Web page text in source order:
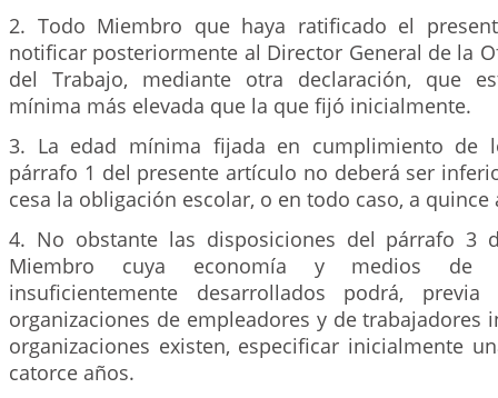
2. Todo Miembro que haya ratificado el
notificar posteriormente al Director General de la
del Trabajo, mediante otra declaración, que
mínima más elevada que la que fijó inicialmente.
3. La edad mínima fijada en cumplimiento de
párrafo 1 del presente artículo no deberá ser
cesa la obligación escolar, o en todo caso, a quince
4. No obstante las disposiciones del párrafo 3
Miembro cuya economía y medios de
insuficientemente desarrollados podrá,
organizaciones de empleadores y de trabajadores
organizaciones existen, especificar inicialmente
catorce años.